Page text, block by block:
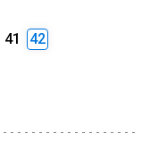
41 42